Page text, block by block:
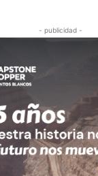
- publicidad -